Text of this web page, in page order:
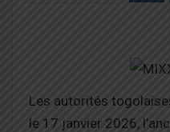
Les autorités
le 17 janvier 2026,